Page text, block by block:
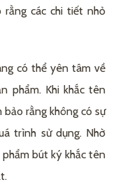
các chi tiết nhỏ
có thể yên tâm về
phẩm. Khi khắc tên
rằng không có sự
trình sử dụng. Nhờ
bút ký khắc tên